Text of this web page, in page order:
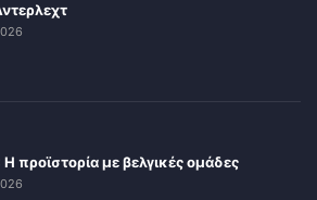
προϊστορία με βελγικές ομάδες